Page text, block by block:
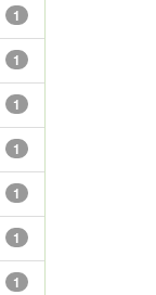
1
1
1
1
1
1
1